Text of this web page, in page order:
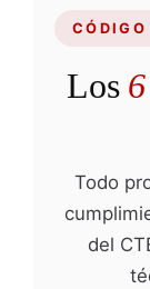
Los
Todo
del